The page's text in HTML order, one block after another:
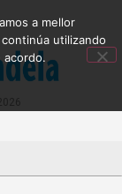
a mellor
utilizando
acordo.